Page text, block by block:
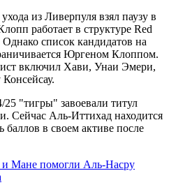
из Ливерпуля взял паузу в
работает в структуре Red
Однако список кандидатов на
Юргеном Клоппом.
включил Хави, Унаи Эмери,
"тигры" завоевали титул
Сейчас Аль-Иттихад находится
баллов в своем активе после
и Мане помогли Аль-Насру